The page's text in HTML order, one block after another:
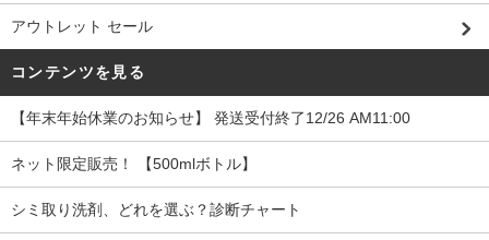
アウトレット セール
コンテンツを見る
【年末年始休業のお知らせ】 発送受付終了12/26 AM11:00
ネット限定販売！ 【500mlボトル】
シミ取り洗剤、どれを選ぶ？診断チャート